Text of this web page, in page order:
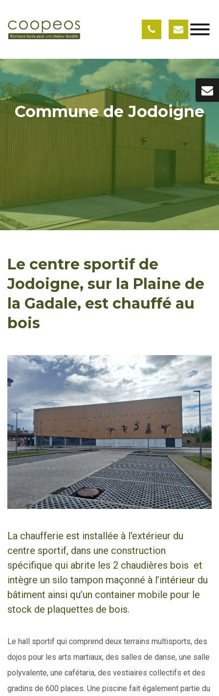
Commune de Jodoigne
Le centre sportif de
Jodoigne, sur la Plaine de
la Gadale, est chauffé au
bois
La chaufferie est installée à l'extérieur du
centre sportif, dans une construction
spécifique qui abrite les 2 chaudières bois et
intègre un silo tampon maçonné à l’intérieur du
bâtiment ainsi qu’un container mobile pour le
stock de plaquettes de bois.
Le hall sportif qui comprend deux terrains multisports, des
dojos pour les arts martiaux, des salles de danse, une salle
polyvalente, une cafétaria, des vestiaires collectifs et des
gradins de 600 places. Une piscine fait également partie du